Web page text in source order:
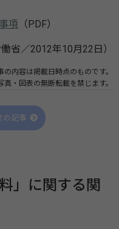
項 （PDF）
働省／2012年10月22日）
の内容は掲載日時点のものです。
・図表の無断転載を禁じます。
の記事
」に関する関